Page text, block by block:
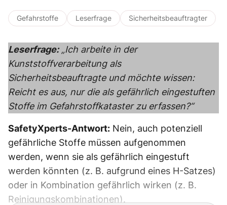
Gefahrstoffe Leserfrage Sicherheitsbeauftragter
Leserfrage:„Ich arbeite in der
Kunststoffverarbeitung als
Sicherheitsbeauftragte und möchte wissen:
Reicht es aus, nur die als gefährlich eingestuften
Stoffe im Gefahrstoffkataster zu erfassen?“
SafetyXperts-Antwort: Nein, auch potenziell
gefährliche Stoffe müssen aufgenommen
werden, wenn sie als gefährlich eingestuft
werden könnten (z. B. aufgrund eines H-Satzes)
oder in Kombination gefährlich wirken (z. B.
Reinigungskombinationen).